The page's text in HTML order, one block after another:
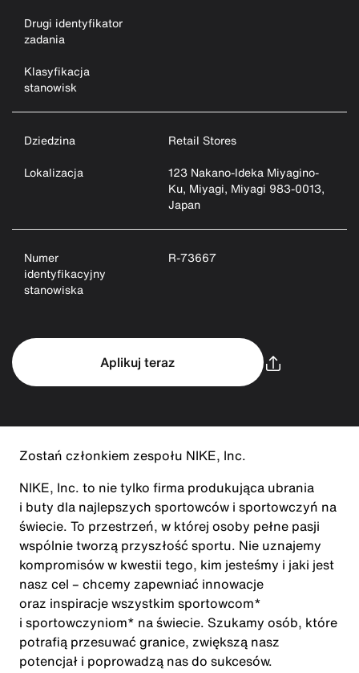
Drugi identyfikator
zadania
Klasyfikacja
stanowisk
Dziedzina
Retail Stores
Lokalizacja
123 Nakano-Ideka Miyagino-
Ku, Miyagi, Miyagi 983-0013,
Japan
Numer
identyfikacyjny
stanowiska
R-73667
Aplikuj teraz
Zostań członkiem zespołu NIKE, Inc.
NIKE, Inc. to nie tylko firma produkująca ubrania
i buty dla najlepszych sportowców i sportowczyń na
świecie. To przestrzeń, w której osoby pełne pasji
wspólnie tworzą przyszłość sportu. Nie uznajemy
kompromisów w kwestii tego, kim jesteśmy i jaki jest
nasz cel – chcemy zapewniać innowacje
oraz inspiracje wszystkim sportowcom*
i sportowczyniom* na świecie. Szukamy osób, które
potrafią przesuwać granice, zwiększą nasz
potencjał i poprowadzą nas do sukcesów.